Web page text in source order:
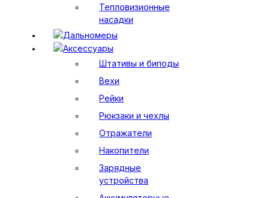
Тепловизионные
насадки
Дальномеры
Аксессуары
Штативы и биподы
Вехи
Рейки
Рюкзаки и чехлы
Отражатели
Накопители
Зарядные
устройства